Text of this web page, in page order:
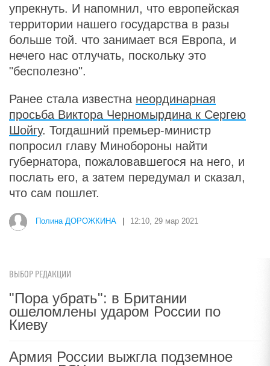
упрекнуть. И напомнил, что европейская
территории нашего государства в разы
больше той. что занимает вся Европа, и
нечего нас отлучать, поскольку это
"бесполезно".
Ранее стала известна неординарная
просьба Виктора Черномырдина к Сергею
Шойгу. Тогдашний премьер-министр
попросил главу Минобороны найти
губернатора, пожаловавшегося на него, и
послать его, а затем передумал и сказал,
что сам пошлет.
Полина ДОРОЖКИНА 12:10, 29 мар 2021
ВЫБОР РЕДАКЦИИ
"Пора убрать": в Британии
ошеломлены ударом России по
Киеву
Армия России выжгла подземное